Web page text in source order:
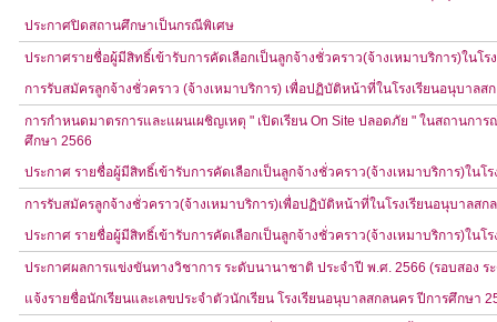
ประกาศปิดสถานศึกษาเป็นกรณีพิเศษ
ประกาศรายชื่อผู้มีสิทธิ์เข้ารับการคัดเลือกเป็นลูกจ้างชั่วคราว(จ้างเหมาบริการ)ในโร
การรับสมัครลูกจ้างชั่วคราว (จ้างเหมาบริการ) เพื่อปฏิบัติหน้าที่ในโรงเรียนอนุบาลส
การกำหนดมาตรการและแผนเผชิญเหตุ " เปิดเรียน On Site ปลอดภัย " ในสถานกา
ศึกษา 2566
ประกาศ รายชื่อผู้มีสิทธิ์เข้ารับการคัดเลือกเป็นลูกจ้างชั่วคราว(จ้างเหมาบริการ)ในโ
การรับสมัครลูกจ้างชั่วคราว(จ้างเหมาบริการ)เพื่อปฏิบัติหน้าที่ในโรงเรียนอนุบาลสก
ประกาศ รายชื่อผู้มีสิทธิ์เข้ารับการคัดเลือกเป็นลูกจ้างชั่วคราว(จ้างเหมาบริการ)ในโ
ประกาศผลการแข่งขันทางวิชาการ ระดับนานาชาติ ประจำปี พ.ศ. 2566 (รอบสอง ร
แจ้งรายชื่อนักเรียนและเลขประจำตัวนักเรียน โรงเรียนอนุบาลสกลนคร ปีการศึกษา